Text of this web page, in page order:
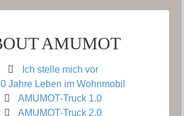
AMUMOT
Ich stelle mich vor
Jahre Leben im Wohnmobil
AMUMOT-Truck 1.0
AMUMOT-Truck 2.0